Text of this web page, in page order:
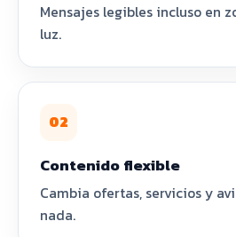
Mensajes legibles incluso en
luz.
02
Contenido flexible
Cambia ofertas, servicios y
nada.